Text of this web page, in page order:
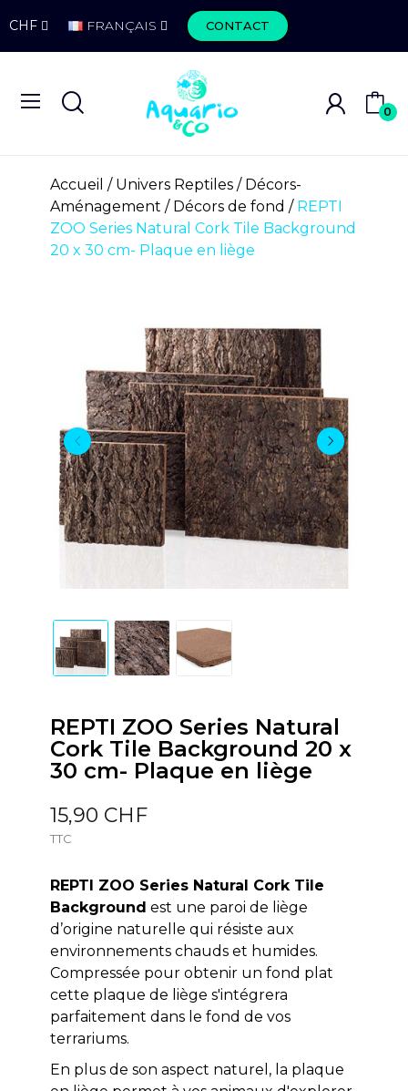
CHF FRANÇAIS CONTACT
0
Accueil Univers Reptiles
Décors-
Aménagement
Décors de fond
REPTI
ZOO Series Natural Cork Tile Background
20 x 30 cm- Plaque en liège
REPTI ZOO Series Natural
Cork Tile Background 20 x
30 cm- Plaque en liège
15,90 CHF
TTC
REPTI ZOO Series Natural Cork Tile
Background est une paroi de liège
d’origine naturelle qui résiste aux
environnements chauds et humides.
Compressée pour obtenir un fond plat
cette plaque de liège s'intégrera
parfaitement dans le fond de vos
terrariums.
En plus de son aspect naturel, la plaque